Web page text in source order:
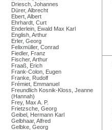
Driesch, Johannes
Dürer, Albrecht
Ebert, Albert
Ehrhardt, Curt
Enderlein, Ewald Max Karl
English, Arthur
Erler, Georg
Felixmüller, Conrad
Fiedler, Franz
Fischer, Arthur
Fraaß, Erich
Frank-Colon, Eugen
Franke, Rudolf
Frémiet, Emmanuel
Freundlich Kosnik-Kloss, Jeanne
(Hannah)
Frey, Max A. P.
Frietzsche, Georg
Geibel, Hermann Karl
Gelbhaar, Alfred
Gelbke, Georg